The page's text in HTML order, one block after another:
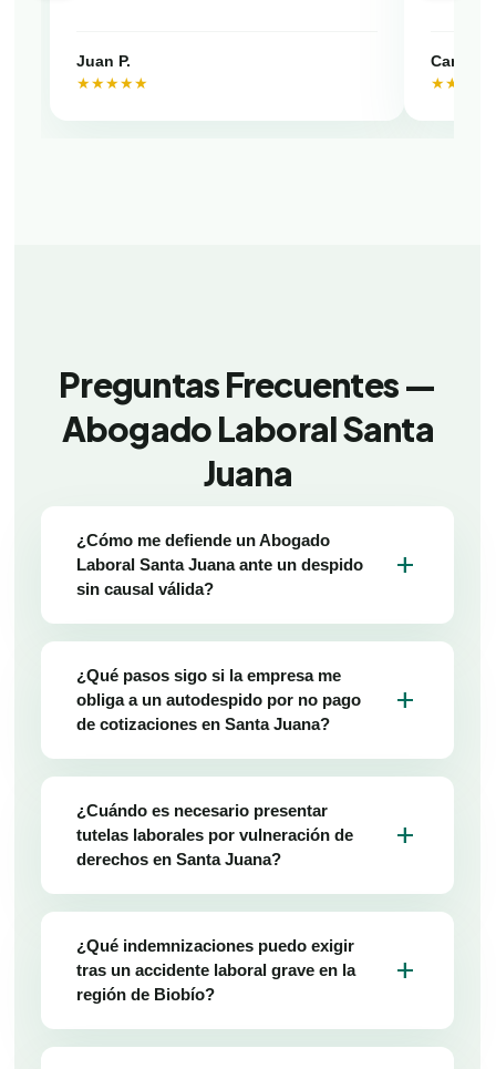
Juan P.
★★★★★
Camila
Preguntas Frecuentes —
Abogado Laboral Santa
Juana
¿Cómo me defiende un Abogado
Laboral Santa Juana ante un despido
sin causal válida?
add
¿Qué pasos sigo si la empresa me
obliga a un autodespido por no pago
de cotizaciones en Santa Juana?
add
¿Cuándo es necesario presentar
tutelas laborales por vulneración de
derechos en Santa Juana?
add
¿Qué indemnizaciones puedo exigir
tras un accidente laboral grave en la
región de Biobío?
add